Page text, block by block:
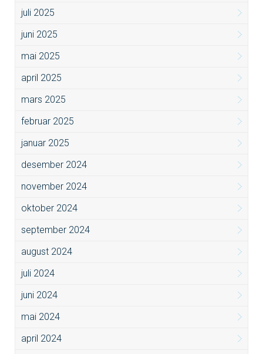
juli 2025
juni 2025
mai 2025
april 2025
mars 2025
februar 2025
januar 2025
desember 2024
november 2024
oktober 2024
september 2024
august 2024
juli 2024
juni 2024
mai 2024
april 2024